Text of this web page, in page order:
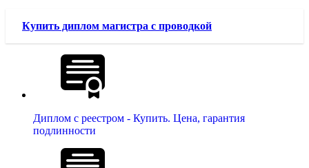
Купить диплом магистра с проводкой
Диплом с реестром - Купить. Цена, гарантия
подлинности